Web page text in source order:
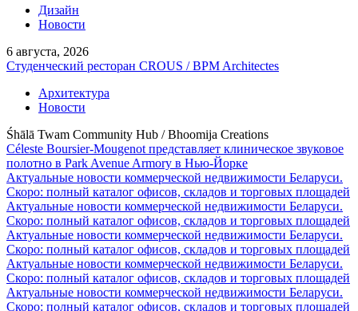
Дизайн
Новости
6 августа, 2026
Студенческий ресторан CROUS / BPM Architectes
Архитектура
Новости
Śhālā Twam Community Hub / Bhoomija Creations
Céleste Boursier-Mougenot представляет клиническое звуковое
полотно в Park Avenue Armory в Нью-Йорке
Актуальные новости коммерческой недвижимости Беларуси.
Скоро: полный каталог офисов, складов и торговых площадей
Актуальные новости коммерческой недвижимости Беларуси.
Скоро: полный каталог офисов, складов и торговых площадей
Актуальные новости коммерческой недвижимости Беларуси.
Скоро: полный каталог офисов, складов и торговых площадей
Актуальные новости коммерческой недвижимости Беларуси.
Скоро: полный каталог офисов, складов и торговых площадей
Актуальные новости коммерческой недвижимости Беларуси.
Скоро: полный каталог офисов, складов и торговых площадей